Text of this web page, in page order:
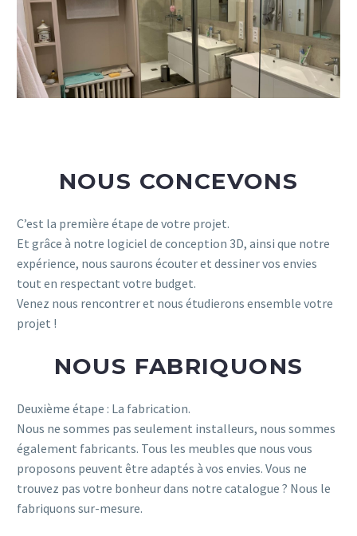
NOUS CONCEVONS
C’est la première étape de votre projet.
Et grâce à notre logiciel de conception 3D, ainsi que notre
expérience, nous saurons écouter et dessiner vos envies
tout en respectant votre budget.
Venez nous rencontrer et nous étudierons ensemble votre
projet !
NOUS FABRIQUONS
Deuxième étape : La fabrication.
Nous ne sommes pas seulement installeurs, nous sommes
également fabricants. Tous les meubles que nous vous
proposons peuvent être adaptés à vos envies. Vous ne
trouvez pas votre bonheur dans notre catalogue ? Nous le
fabriquons sur-mesure.